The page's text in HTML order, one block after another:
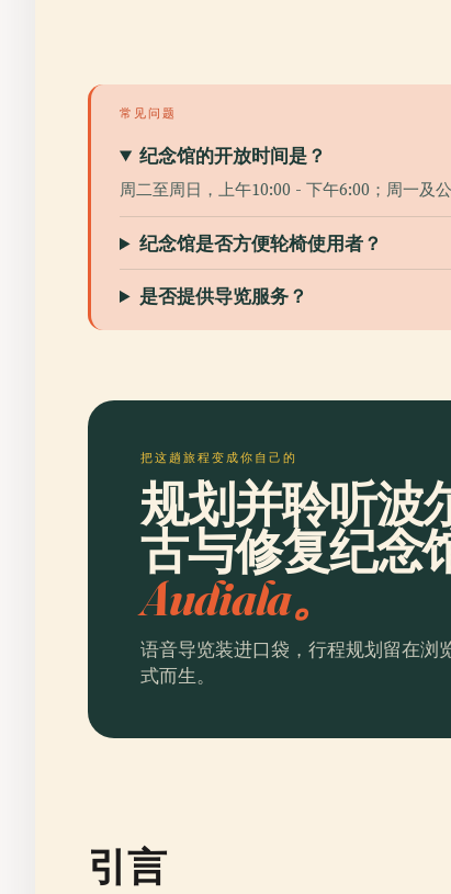
常见问题
纪念馆的开放时间是？
周二至周日，上午10:00 - 下午6:00；周一及公
纪念馆是否方便轮椅使用者？
是否提供导览服务？
把这趟旅程变成你自己的
规划并聆听波
古与修复纪念
Audiala。
语音导览装进口袋，行程规划留在浏
式而生。
引言